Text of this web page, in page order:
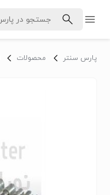
پارس سنتر محصولات